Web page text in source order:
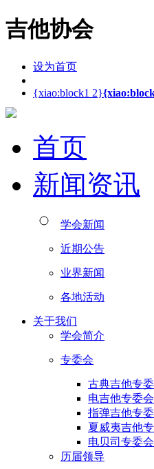
吉他协会
设为首页
{xiao:block1 2}
首页
新闻资讯
学会新闻
近期公告
业界新闻
各地活动
关于我们
学会简介
专委会
古典吉他专
电吉他专委会
指弹吉他专
夏威夷吉他
电贝司专委会
历届领导